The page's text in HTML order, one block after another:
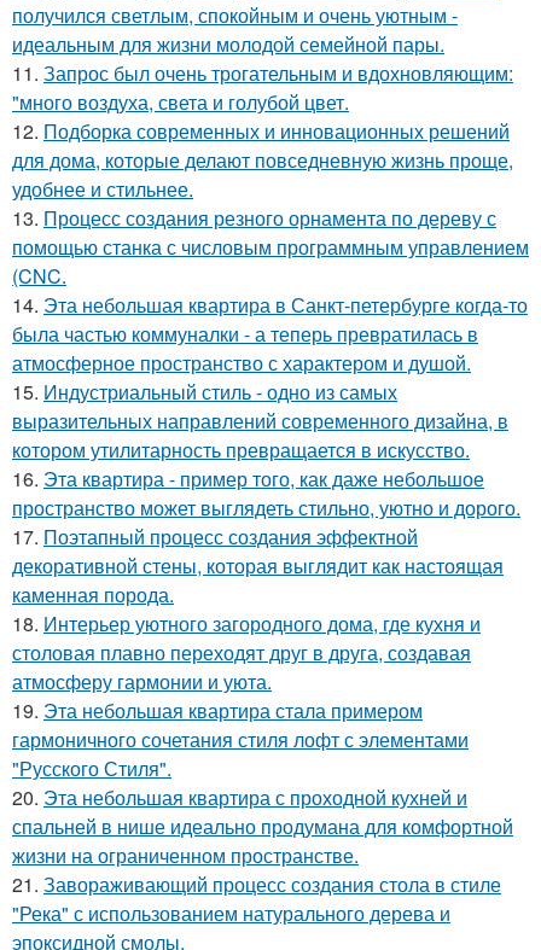
получился светлым, спокойным и очень уютным -
идеальным для жизни молодой семейной пары.
11. Запрос был очень трогательным и вдохновляющим:
"много воздуха, света и голубой цвет.
12. Подборка современных и инновационных решений
для дома, которые делают повседневную жизнь проще,
удобнее и стильнее.
13. Процесс создания резного орнамента по дереву с
помощью станка с числовым программным управлением
(CNC.
14. Эта небольшая квартира в Санкт-петербурге когда-то
была частью коммуналки - а теперь превратилась в
атмосферное пространство с характером и душой.
15. Индустриальный стиль - одно из самых
выразительных направлений современного дизайна, в
котором утилитарность превращается в искусство.
16. Эта квартира - пример того, как даже небольшое
пространство может выглядеть стильно, уютно и дорого.
17. Поэтапный процесс создания эффектной
декоративной стены, которая выглядит как настоящая
каменная порода.
18. Интерьер уютного загородного дома, где кухня и
столовая плавно переходят друг в друга, создавая
атмосферу гармонии и уюта.
19. Эта небольшая квартира стала примером
гармоничного сочетания стиля лофт с элементами
"Русского Стиля".
20. Эта небольшая квартира с проходной кухней и
спальней в нише идеально продумана для комфортной
жизни на ограниченном пространстве.
21. Завораживающий процесс создания стола в стиле
"Река" с использованием натурального дерева и
эпоксидной смолы.